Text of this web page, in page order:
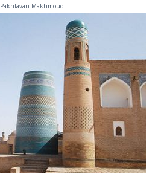
Pakhlavan Makhmoud